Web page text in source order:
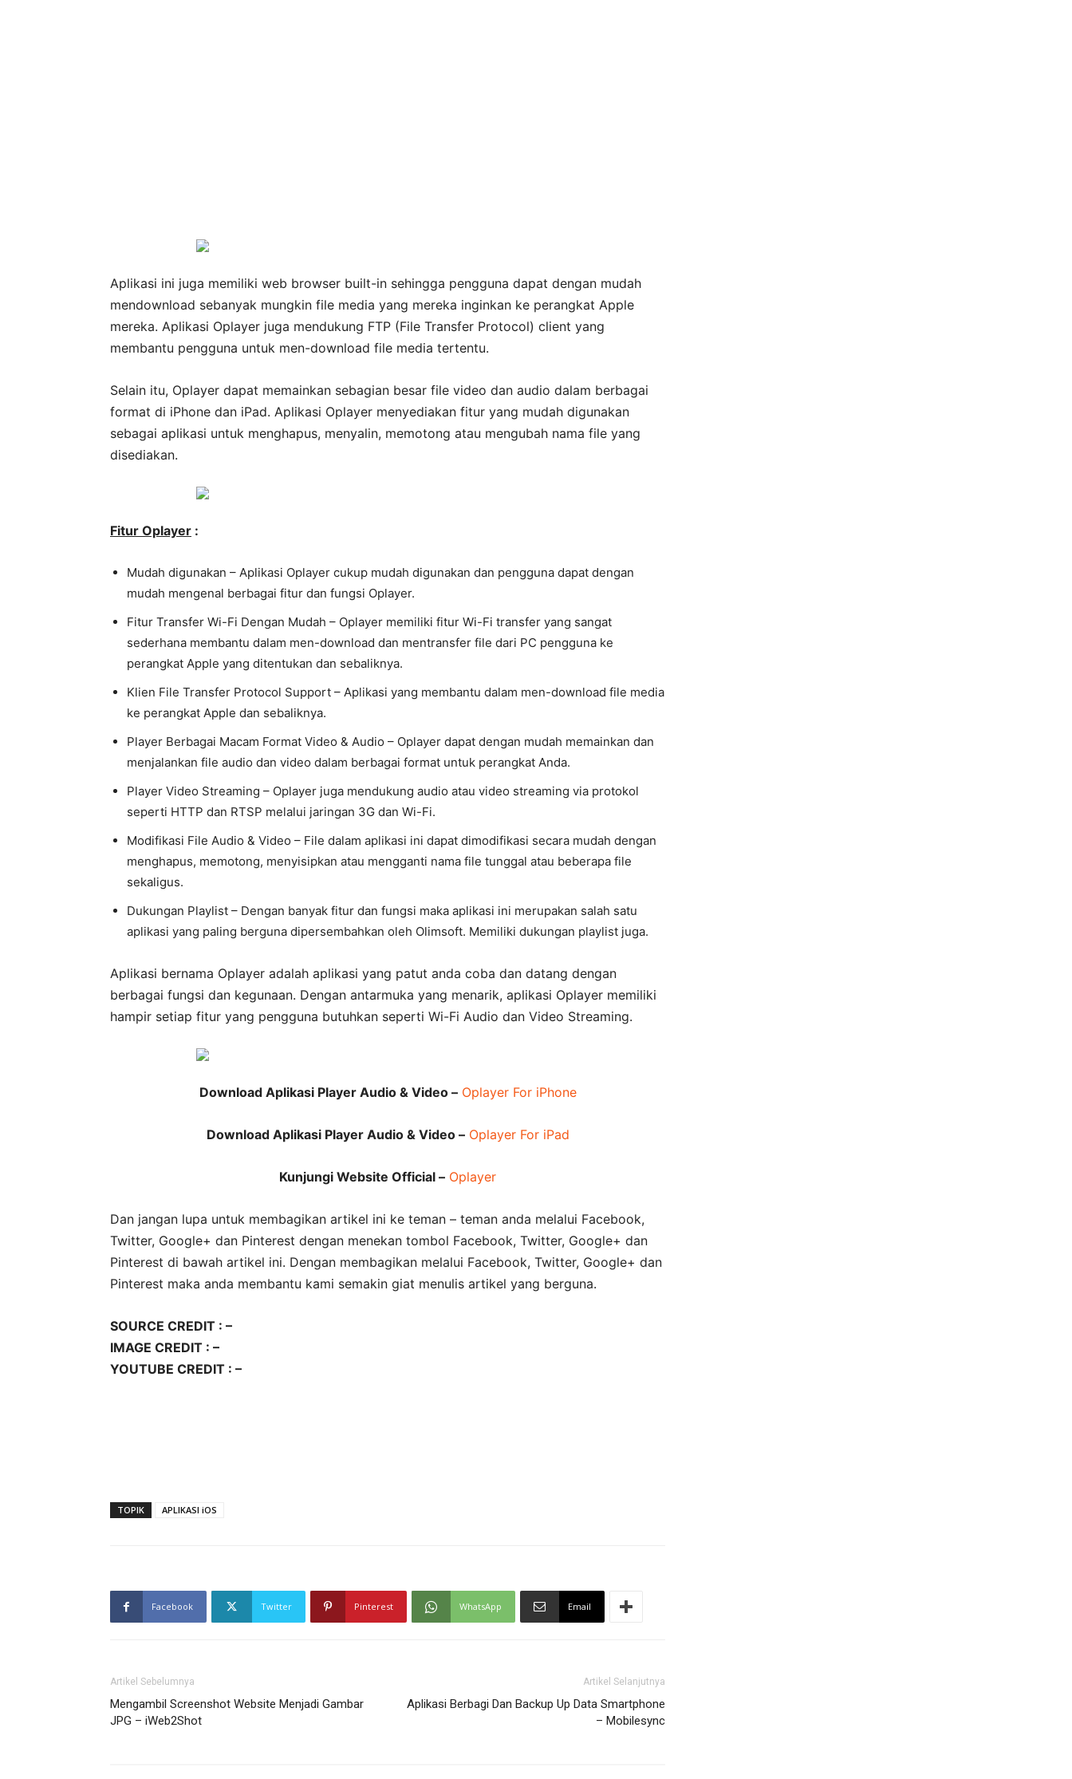
Aplikasi ini juga memiliki web browser built-in sehingga pengguna dapat dengan mudah
mendownload sebanyak mungkin file media yang mereka inginkan ke perangkat Apple
mereka. Aplikasi Oplayer juga mendukung FTP (File Transfer Protocol) client yang
membantu pengguna untuk men-download file media tertentu.
Selain itu, Oplayer dapat memainkan sebagian besar file video dan audio dalam berbagai
format di iPhone dan iPad. Aplikasi Oplayer menyediakan fitur yang mudah digunakan
sebagai aplikasi untuk menghapus, menyalin, memotong atau mengubah nama file yang
disediakan.
Fitur Oplayer :
Mudah digunakan – Aplikasi Oplayer cukup mudah digunakan dan pengguna dapat dengan
mudah mengenal berbagai fitur dan fungsi Oplayer.
Fitur Transfer Wi-Fi Dengan Mudah – Oplayer memiliki fitur Wi-Fi transfer yang sangat
sederhana membantu dalam men-download dan mentransfer file dari PC pengguna ke
perangkat Apple yang ditentukan dan sebaliknya.
Klien File Transfer Protocol Support – Aplikasi yang membantu dalam men-download file media
ke perangkat Apple dan sebaliknya.
Player Berbagai Macam Format Video & Audio – Oplayer dapat dengan mudah memainkan dan
menjalankan file audio dan video dalam berbagai format untuk perangkat Anda.
Player Video Streaming – Oplayer juga mendukung audio atau video streaming via protokol
seperti HTTP dan RTSP melalui jaringan 3G dan Wi-Fi.
Modifikasi File Audio & Video – File dalam aplikasi ini dapat dimodifikasi secara mudah dengan
menghapus, memotong, menyisipkan atau mengganti nama file tunggal atau beberapa file
sekaligus.
Dukungan Playlist – Dengan banyak fitur dan fungsi maka aplikasi ini merupakan salah satu
aplikasi yang paling berguna dipersembahkan oleh Olimsoft. Memiliki dukungan playlist juga.
Aplikasi bernama Oplayer adalah aplikasi yang patut anda coba dan datang dengan
berbagai fungsi dan kegunaan. Dengan antarmuka yang menarik, aplikasi Oplayer memiliki
hampir setiap fitur yang pengguna butuhkan seperti Wi-Fi Audio dan Video Streaming.
Download Aplikasi Player Audio & Video – Oplayer For iPhone
Download Aplikasi Player Audio & Video – Oplayer For iPad
Kunjungi Website Official – Oplayer
Dan jangan lupa untuk membagikan artikel ini ke teman – teman anda melalui Facebook,
Twitter, Google+ dan Pinterest dengan menekan tombol Facebook, Twitter, Google+ dan
Pinterest di bawah artikel ini. Dengan membagikan melalui Facebook, Twitter, Google+ dan
Pinterest maka anda membantu kami semakin giat menulis artikel yang berguna.
SOURCE CREDIT : –
IMAGE CREDIT : –
YOUTUBE CREDIT : –
TOPIK APLIKASI iOS
Facebook Twitter Pinterest WhatsApp Email
Artikel Sebelumnya
Mengambil Screenshot Website Menjadi Gambar
JPG – iWeb2Shot
Artikel Selanjutnya
Aplikasi Berbagi Dan Backup Up Data Smartphone
– Mobilesync